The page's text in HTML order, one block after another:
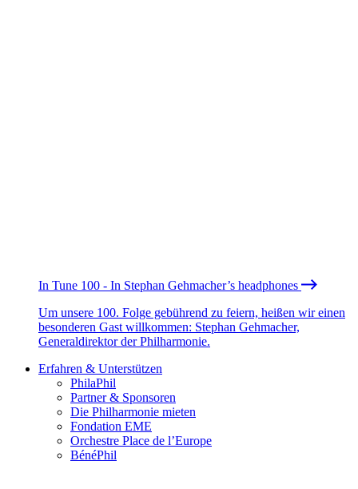
In Tune 100 - In Stephan Gehmacher’s headphones
Um unsere 100. Folge gebührend zu feiern, heißen wir einen
besonderen Gast willkommen: Stephan Gehmacher,
Generaldirektor der Philharmonie.
Erfahren & Unterstützen
PhilaPhil
Partner & Sponsoren
Die Philharmonie mieten
Fondation EME
Orchestre Place de l’Europe
BénéPhil